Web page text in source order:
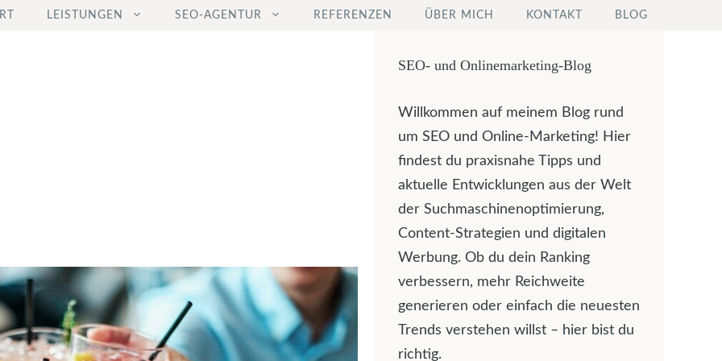
LEISTUNGEN SEO-AGENTUR REFERENZEN ÜBER MICH KONTAKT BLOG
SEO- und Onlinemarketing-Blog
Willkommen auf meinem Blog rund
um SEO und Online-Marketing! Hier
findest du praxisnahe Tipps und
aktuelle Entwicklungen aus der Welt
der Suchmaschinenoptimierung,
Content-Strategien und digitalen
Werbung. Ob du dein Ranking
verbessern, mehr Reichweite
generieren oder einfach die neuesten
Trends verstehen willst – hier bist du
richtig.